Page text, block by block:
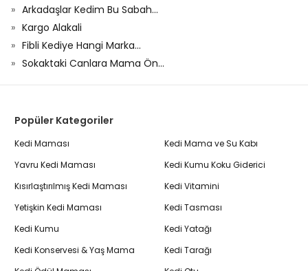
Arkadaşlar Kedim Bu Sabah...
Kargo Alakali
Fibli Kediye Hangi Marka...
Sokaktaki Canlara Mama Ön...
Popüler Kategoriler
Kedi Maması
Yavru Kedi Maması
Kısırlaştırılmış Kedi Maması
Yetişkin Kedi Maması
Kedi Kumu
Kedi Konservesi & Yaş Mama
Kedi Mama ve Su Kabı
Kedi Kumu Koku Giderici
Kedi Vitamini
Kedi Tasması
Kedi Yatağı
Kedi Tarağı